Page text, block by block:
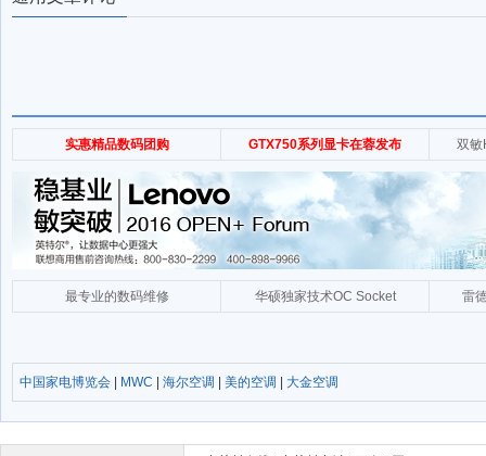
中国家电博览会 MWC 海尔空调 美的空调 大金空调